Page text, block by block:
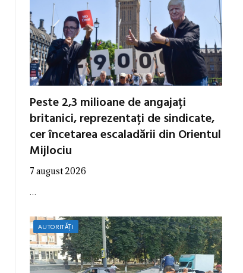
Peste 2,3 milioane de angajați
britanici, reprezentați de sindicate,
cer încetarea escaladării din Orientul
Mijlociu
7 august 2026
…
AUTORITĂȚI